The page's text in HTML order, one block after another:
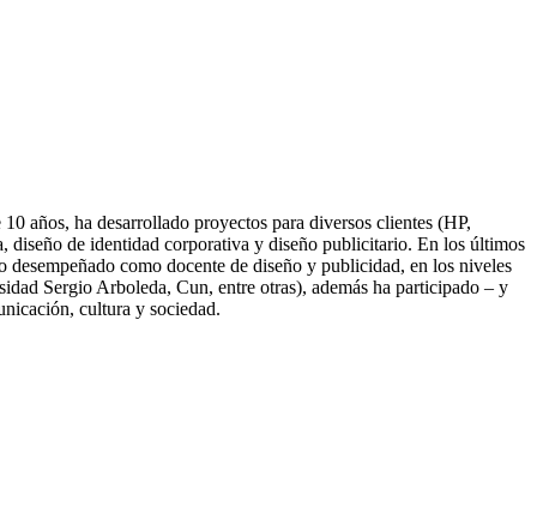
años, ha desarrollado proyectos para diversos clientes (HP,
de identidad corporativa y diseño publicitario. En los últimos
como docente de diseño y publicidad, en los niveles
Sergio Arboleda, Cun, entre otras), además ha participado – y
cultura y sociedad.